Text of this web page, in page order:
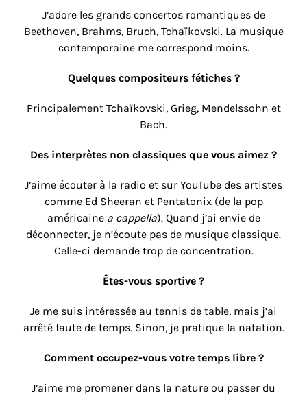
J’adore les grands concertos romantiques de
Beethoven, Brahms, Bruch, Tchaïkovski. La musique
contemporaine me correspond moins.
Quelques compositeurs fétiches ?
Principalement Tchaïkovski, Grieg, Mendelssohn et
Bach.
Des interprètes non classiques que vous aimez ?
J’aime écouter à la radio et sur YouTube des artistes
comme Ed Sheeran et Pentatonix (de la pop
américaine a cappella). Quand j’ai envie de
déconnecter, je n’écoute pas de musique classique.
Celle-ci demande trop de concentration.
Êtes-vous sportive ?
Je me suis intéressée au tennis de table, mais j’ai
arrêté faute de temps. Sinon, je pratique la natation.
Comment occupez-vous votre temps libre ?
J’aime me promener dans la nature ou passer du